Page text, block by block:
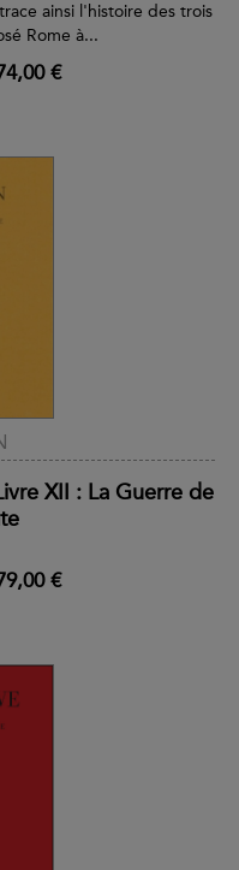
ainsi l'histoire des trois
Rome à...
€
XII : La Guerre de
€